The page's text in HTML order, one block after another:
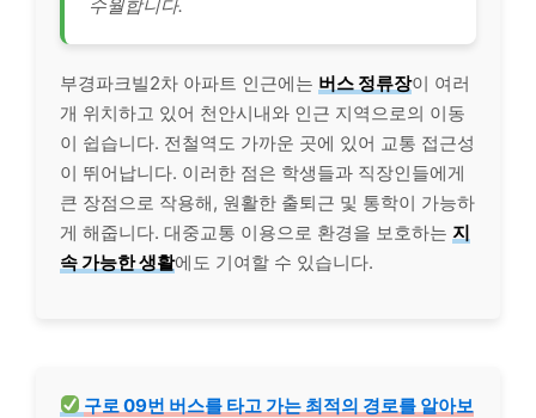
수월합니다.
부경파크빌2차 아파트 인근에는 버스 정류장이 여러
개 위치하고 있어 천안시내와 인근 지역으로의 이동
이 쉽습니다. 전철역도 가까운 곳에 있어 교통 접근성
이 뛰어납니다. 이러한 점은 학생들과 직장인들에게
큰 장점으로 작용해, 원활한 출퇴근 및 통학이 가능하
게 해줍니다. 대중교통 이용으로 환경을 보호하는 지
속 가능한 생활에도 기여할 수 있습니다.
구로 09번 버스를 타고 가는 최적의 경로를 알아보